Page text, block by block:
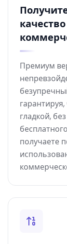
Премиум
гладкой,
получаете